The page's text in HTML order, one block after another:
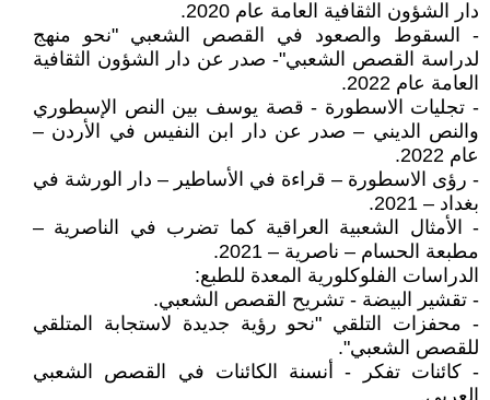
دار الشؤون الثقافية العامة عام 2020.
- السقوط والصعود في القصص الشعبي "نحو منهج
لدراسة القصص الشعبي"- صدر عن دار الشؤون الثقافية
العامة عام 2022.
- تجليات الاسطورة - قصة يوسف بين النص الإسطوري
والنص الديني – صدر عن دار ابن النفيس في الأردن –
عام 2022.
- رؤى الاسطورة – قراءة في الأساطير – دار الورشة في
بغداد – 2021.
- الأمثال الشعبية العراقية كما تضرب في الناصرية –
مطبعة الحسام – ناصرية – 2021.
الدراسات الفلوكلورية المعدة للطبع:
- تقشير البيضة - تشريح القصص الشعبي.
- محفزات التلقي "نحو رؤية جديدة لاستجابة المتلقي
للقصص الشعبي".
- كائنات تفكر - أنسنة الكائنات في القصص الشعبي